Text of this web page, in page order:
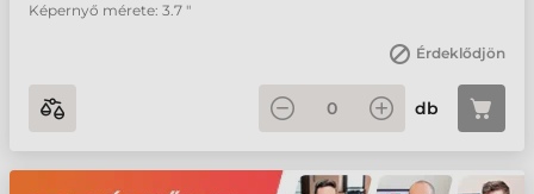
Képernyő mérete: 3.7 "
Érdeklődjön
db